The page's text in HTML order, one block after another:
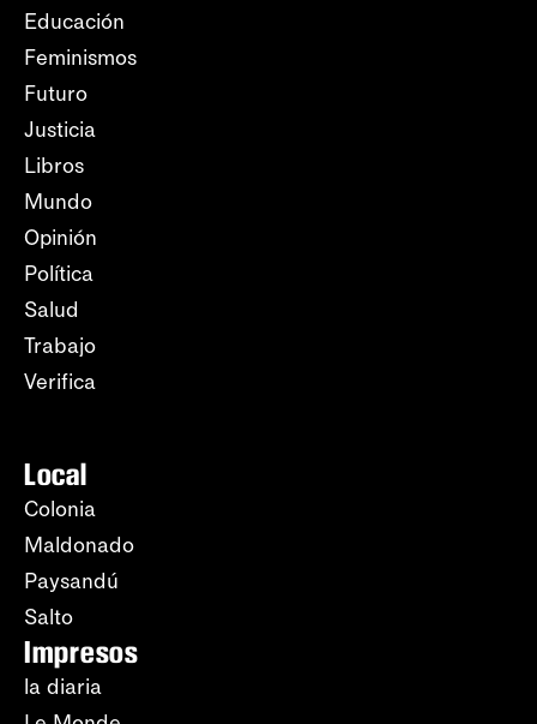
Educación
Feminismos
Futuro
Justicia
Libros
Mundo
Opinión
Política
Salud
Trabajo
Verifica
Local
Colonia
Maldonado
Paysandú
Salto
Impresos
la diaria